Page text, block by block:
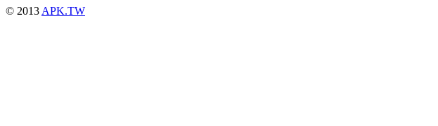
© 2013 APK.TW